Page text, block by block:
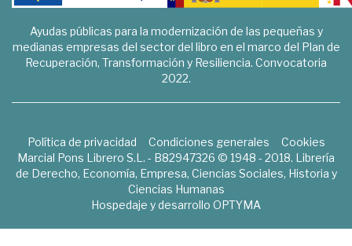
Ayudas públicas para la modernización de las pequeñas y
medianas empresas del sector del libro en el marco del Plan de
Recuperación, Transformación y Resiliencia. Convocatoria
2022.
Política de privacidad Condiciones generales
Cookies
Marcial Pons Librero S.L. - B82947326 © 1948 - 2018. Librería
de Derecho, Economía, Empresa, Ciencias Sociales, Historia y
Ciencias Humanas
Hospedaje y desarrollo OPTYMA